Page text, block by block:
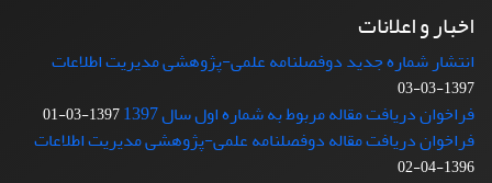
اخبار و اعلانات
انتشار شماره جدید دوفصلنامه علمی-پژوهشی مدیریت اطلاعات
1397-03-03
فراخوان دریافت مقاله مربوط به شماره اول سال 1397 1397-03-01
فراخوان دریافت مقاله دوفصلنامه علمی-پژوهشی مدیریت اطلاعات
1396-04-02